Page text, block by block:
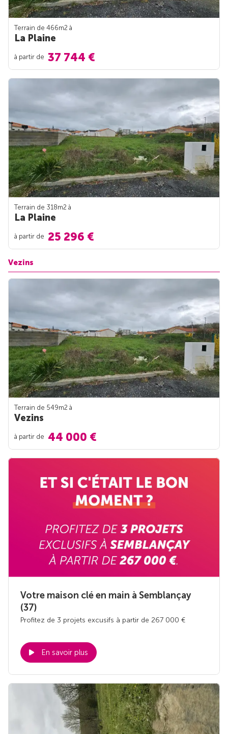
Terrain de 466m2 à
La Plaine
à partir de 37 744 €
Terrain de 318m2 à
La Plaine
à partir de 25 296 €
Vezins
Terrain de 549m2 à
Vezins
à partir de 44 000 €
Votre maison clé en main à Semblançay
(37)
Profitez de 3 projets excusifs à partir de 267 000 €
En savoir plus